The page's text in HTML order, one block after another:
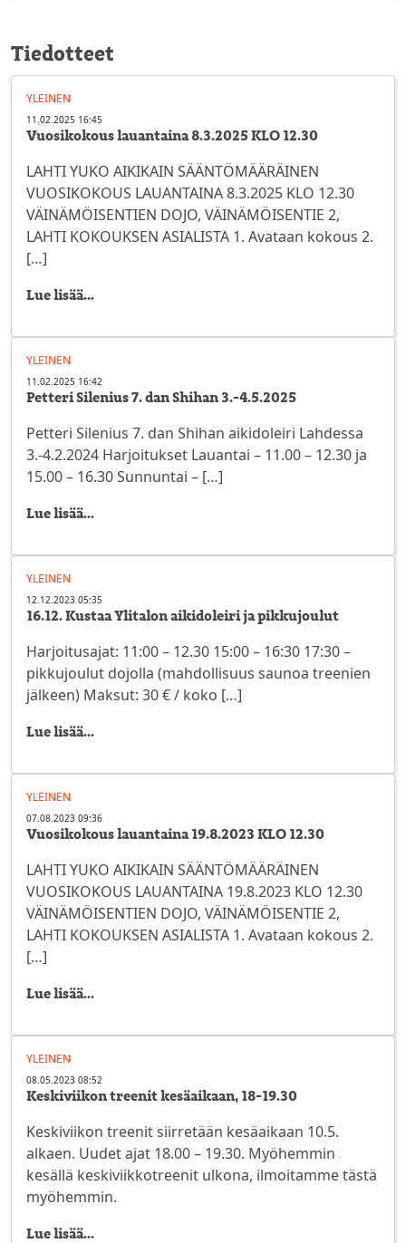
Tiedotteet
YLEINEN
11.02.2025 16:45
Vuosikokous lauantaina 8.3.2025 KLO 12.30
LAHTI YUKO AIKIKAIN SÄÄNTÖMÄÄRÄINEN
VUOSIKOKOUS LAUANTAINA 8.3.2025 KLO 12.30
VÄINÄMÖISENTIEN DOJO, VÄINÄMÖISENTIE 2,
LAHTI KOKOUKSEN ASIALISTA 1. Avataan kokous 2.
[…]
Lue lisää...
YLEINEN
11.02.2025 16:42
Petteri Silenius 7. dan Shihan 3.-4.5.2025
Petteri Silenius 7. dan Shihan aikidoleiri Lahdessa
3.-4.2.2024 Harjoitukset Lauantai – 11.00 – 12.30 ja
15.00 – 16.30 Sunnuntai – […]
Lue lisää...
YLEINEN
12.12.2023 05:35
16.12. Kustaa Ylitalon aikidoleiri ja pikkujoulut
Harjoitusajat: 11:00 – 12.30 15:00 – 16:30 17:30 –
pikkujoulut dojolla (mahdollisuus saunoa treenien
jälkeen) Maksut: 30 € / koko […]
Lue lisää...
YLEINEN
07.08.2023 09:36
Vuosikokous lauantaina 19.8.2023 KLO 12.30
LAHTI YUKO AIKIKAIN SÄÄNTÖMÄÄRÄINEN
VUOSIKOKOUS LAUANTAINA 19.8.2023 KLO 12.30
VÄINÄMÖISENTIEN DOJO, VÄINÄMÖISENTIE 2,
LAHTI KOKOUKSEN ASIALISTA 1. Avataan kokous 2.
[…]
Lue lisää...
YLEINEN
08.05.2023 08:52
Keskiviikon treenit kesäaikaan, 18-19.30
Keskiviikon treenit siirretään kesäaikaan 10.5.
alkaen. Uudet ajat 18.00 – 19.30. Myöhemmin
kesällä keskiviikkotreenit ulkona, ilmoitamme tästä
myöhemmin.
Lue lisää...